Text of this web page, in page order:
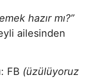
hazır mı?”
ailesinden
FB (üzülüyoruz